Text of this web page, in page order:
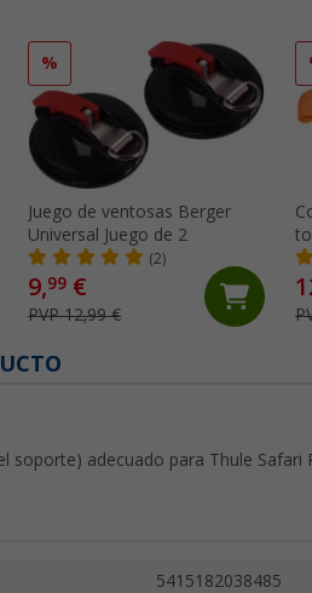
%
Juego de ventosas Berger
Universal Juego de 2
(2)
9,99 €
PVP 12,99 €
soporte) adecuado para Thule Safari
5415182038485